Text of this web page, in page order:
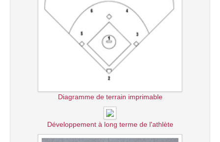
Diagramme de terrain imprimable
Développement à long terme de l'athlète